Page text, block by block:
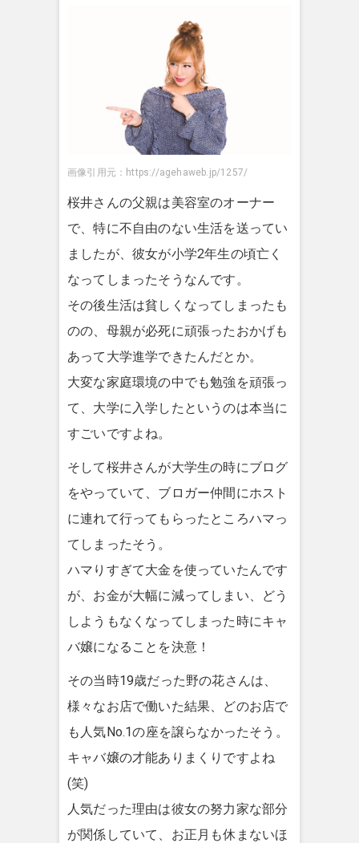
画像引用元：https://agehaweb.jp/1257/
桜井さんの父親は美容室のオーナー
で、特に不自由のない生活を送ってい
ましたが、彼女が小学2年生の頃亡く
なってしまったそうなんです。
その後生活は貧しくなってしまったも
のの、母親が必死に頑張ったおかげも
あって大学進学できたんだとか。
大変な家庭環境の中でも勉強を頑張っ
て、大学に入学したというのは本当に
すごいですよね。
そして桜井さんが大学生の時にブログ
をやっていて、ブロガー仲間にホスト
に連れて行ってもらったところハマっ
てしまったそう。
ハマりすぎて大金を使っていたんです
が、お金が大幅に減ってしまい、どう
しようもなくなってしまった時にキャ
バ嬢になることを決意！
その当時19歳だった野の花さんは、
様々なお店で働いた結果、どのお店で
も人気No.1の座を譲らなかったそう。
キャバ嬢の才能ありまくりですよね
(笑)
人気だった理由は彼女の努力家な部分
が関係していて、お正月も休まないほ